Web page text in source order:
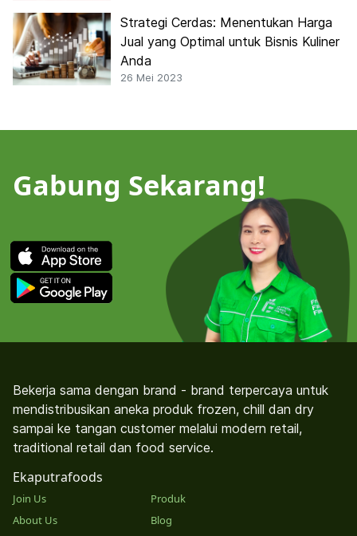
Strategi Cerdas: Menentukan Harga
Jual yang Optimal untuk Bisnis Kuliner
Anda
26 Mei 2023
Gabung Sekarang!
Bekerja sama dengan brand - brand terpercaya untuk
mendistribusikan aneka produk frozen, chill dan dry
sampai ke tangan customer melalui modern retail,
traditional retail dan food service.
Ekaputrafoods
Join Us
About Us
Produk
Blog